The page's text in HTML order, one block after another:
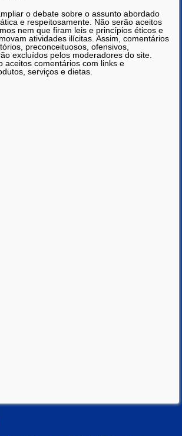
o debate sobre o assunto abordado
e respeitosamente. Não serão aceitos
nem que firam leis e princípios éticos e
atividades ilícitas. Assim, comentários
preconceituosos, ofensivos,
excluídos pelos moderadores do site.
aceitos comentários com links e
serviços e dietas.